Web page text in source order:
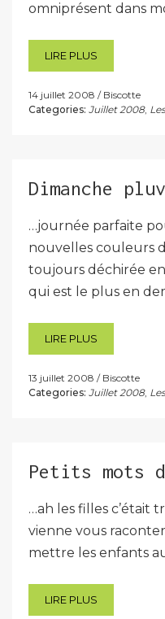
omniprésent dans
LIRE PLUS
14 juillet 2008
Biscotte
Categories: Juillet 2008,
Dimanche
…journée parfaite
nouvelles couleurs
toujours déchirée
qui est le plus en
LIRE PLUS
13 juillet 2008
Biscotte
Categories: Juillet 2008,
Petits mots
…ah les filles c’était
vienne vous
mettre les enfants
LIRE PLUS